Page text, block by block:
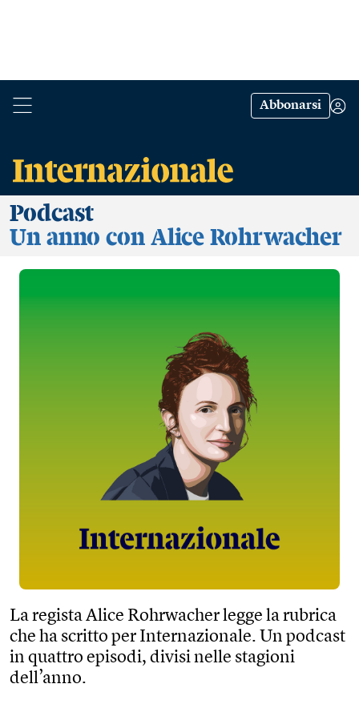
Abbonarsi
Podcast
Un anno con Alice Rohrwacher
La regista Alice Rohrwacher legge la rubrica
che ha scritto per Internazionale. Un podcast
in quattro episodi, divisi nelle stagioni
dell’anno.